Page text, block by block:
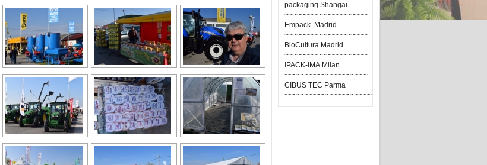
packaging Shangai
~~~~~~~~~~~~~~~~~~~~
Empack Madrid
~~~~~~~~~~~~~~~~~~~~
BioCultura Madrid
~~~~~~~~~~~~~~~~~~~~
IPACK-IMA Milan
~~~~~~~~~~~~~~~~~~~~
CIBUS TEC Parma
~~~~~~~~~~~~~~~~~~~~~